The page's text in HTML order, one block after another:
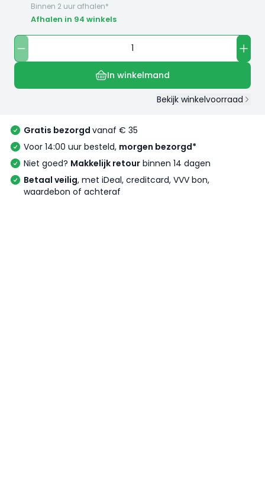
Binnen 2 uur afhalen*
Afhalen in 94 winkels
In winkelmand
Bekijk winkelvoorraad
Gratis bezorgd vanaf € 35
Voor 14:00 uur besteld, morgen bezorgd*
Niet goed? Makkelijk retour binnen 14 dagen
Betaal veilig, met iDeal, creditcard, VVV bon,
waardebon of achteraf